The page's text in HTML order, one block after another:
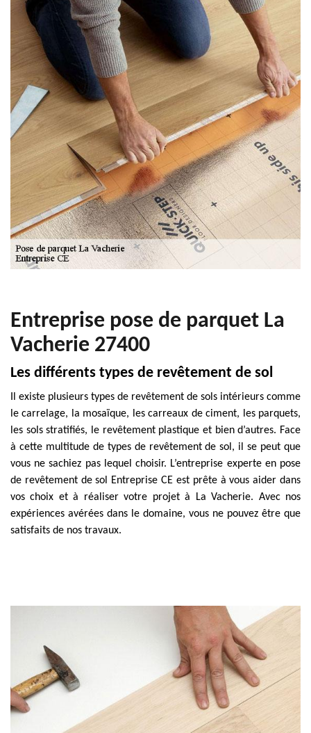
Entreprise pose de parquet La
Vacherie 27400
Les différents types de revêtement de sol
Il existe plusieurs types de revêtement de sols intérieurs comme
le carrelage, la mosaïque, les carreaux de ciment, les parquets,
les sols stratifiés, le revêtement plastique et bien d’autres. Face
à cette multitude de types de revêtement de sol, il se peut que
vous ne sachiez pas lequel choisir. L’entreprise experte en pose
de revêtement de sol Entreprise CE est prête à vous aider dans
vos choix et à réaliser votre projet à La Vacherie. Avec nos
expériences avérées dans le domaine, vous ne pouvez être que
satisfaits de nos travaux.